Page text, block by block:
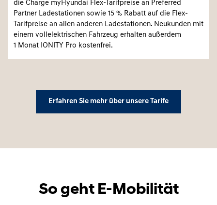
die Charge myHyundai Flex-Tarifpreise an Preferred
Partner Ladestationen sowie 15 % Rabatt auf die Flex-
Tarifpreise an allen anderen Ladestationen. Neukunden mit
einem vollelektrischen Fahrzeug erhalten außerdem
1 Monat IONITY Pro kostenfrei.
Erfahren Sie mehr über unsere Tarife
So geht E-Mobilität